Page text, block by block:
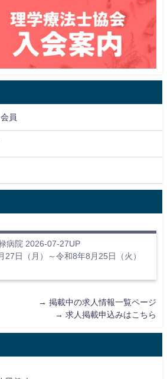
員
病院 2026-07-27UP
27日（月）～令和8年8月25日（火）
→ 掲載中の求人情報一覧ページ
→ 求人掲載申込みはこちら